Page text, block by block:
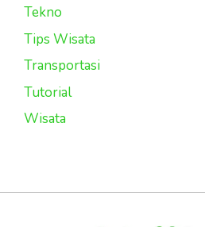
Tekno
Tips Wisata
Transportasi
Tutorial
Wisata